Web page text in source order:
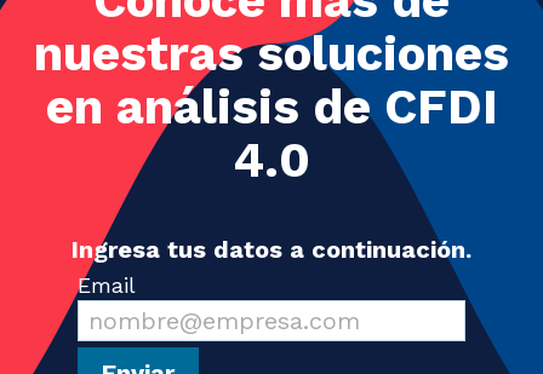
nuestras soluciones
en análisis de CFDI
4.0
Ingresa tus datos a continuación.
Email